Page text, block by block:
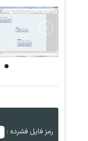
رمز فایل فشرده :